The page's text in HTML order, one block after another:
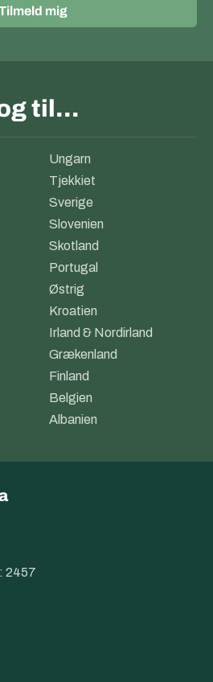
mig
til…
Ungarn
Tjekkiet
Sverige
Slovenien
Skotland
Portugal
Østrig
Kroatien
Irland & Nordirland
Grækenland
Finland
Belgien
Albanien
2457